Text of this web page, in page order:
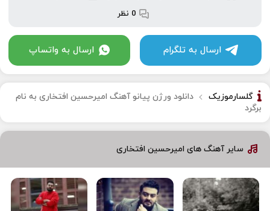
0 نظر
ارسال به تلگرام ارسال به واتساپ
گلسارموزیک
دانلود ورژن پیانو آهنگ امیرحسین افتخاری به نام
برگرد
سایر آهنگ های امیرحسین افتخاری